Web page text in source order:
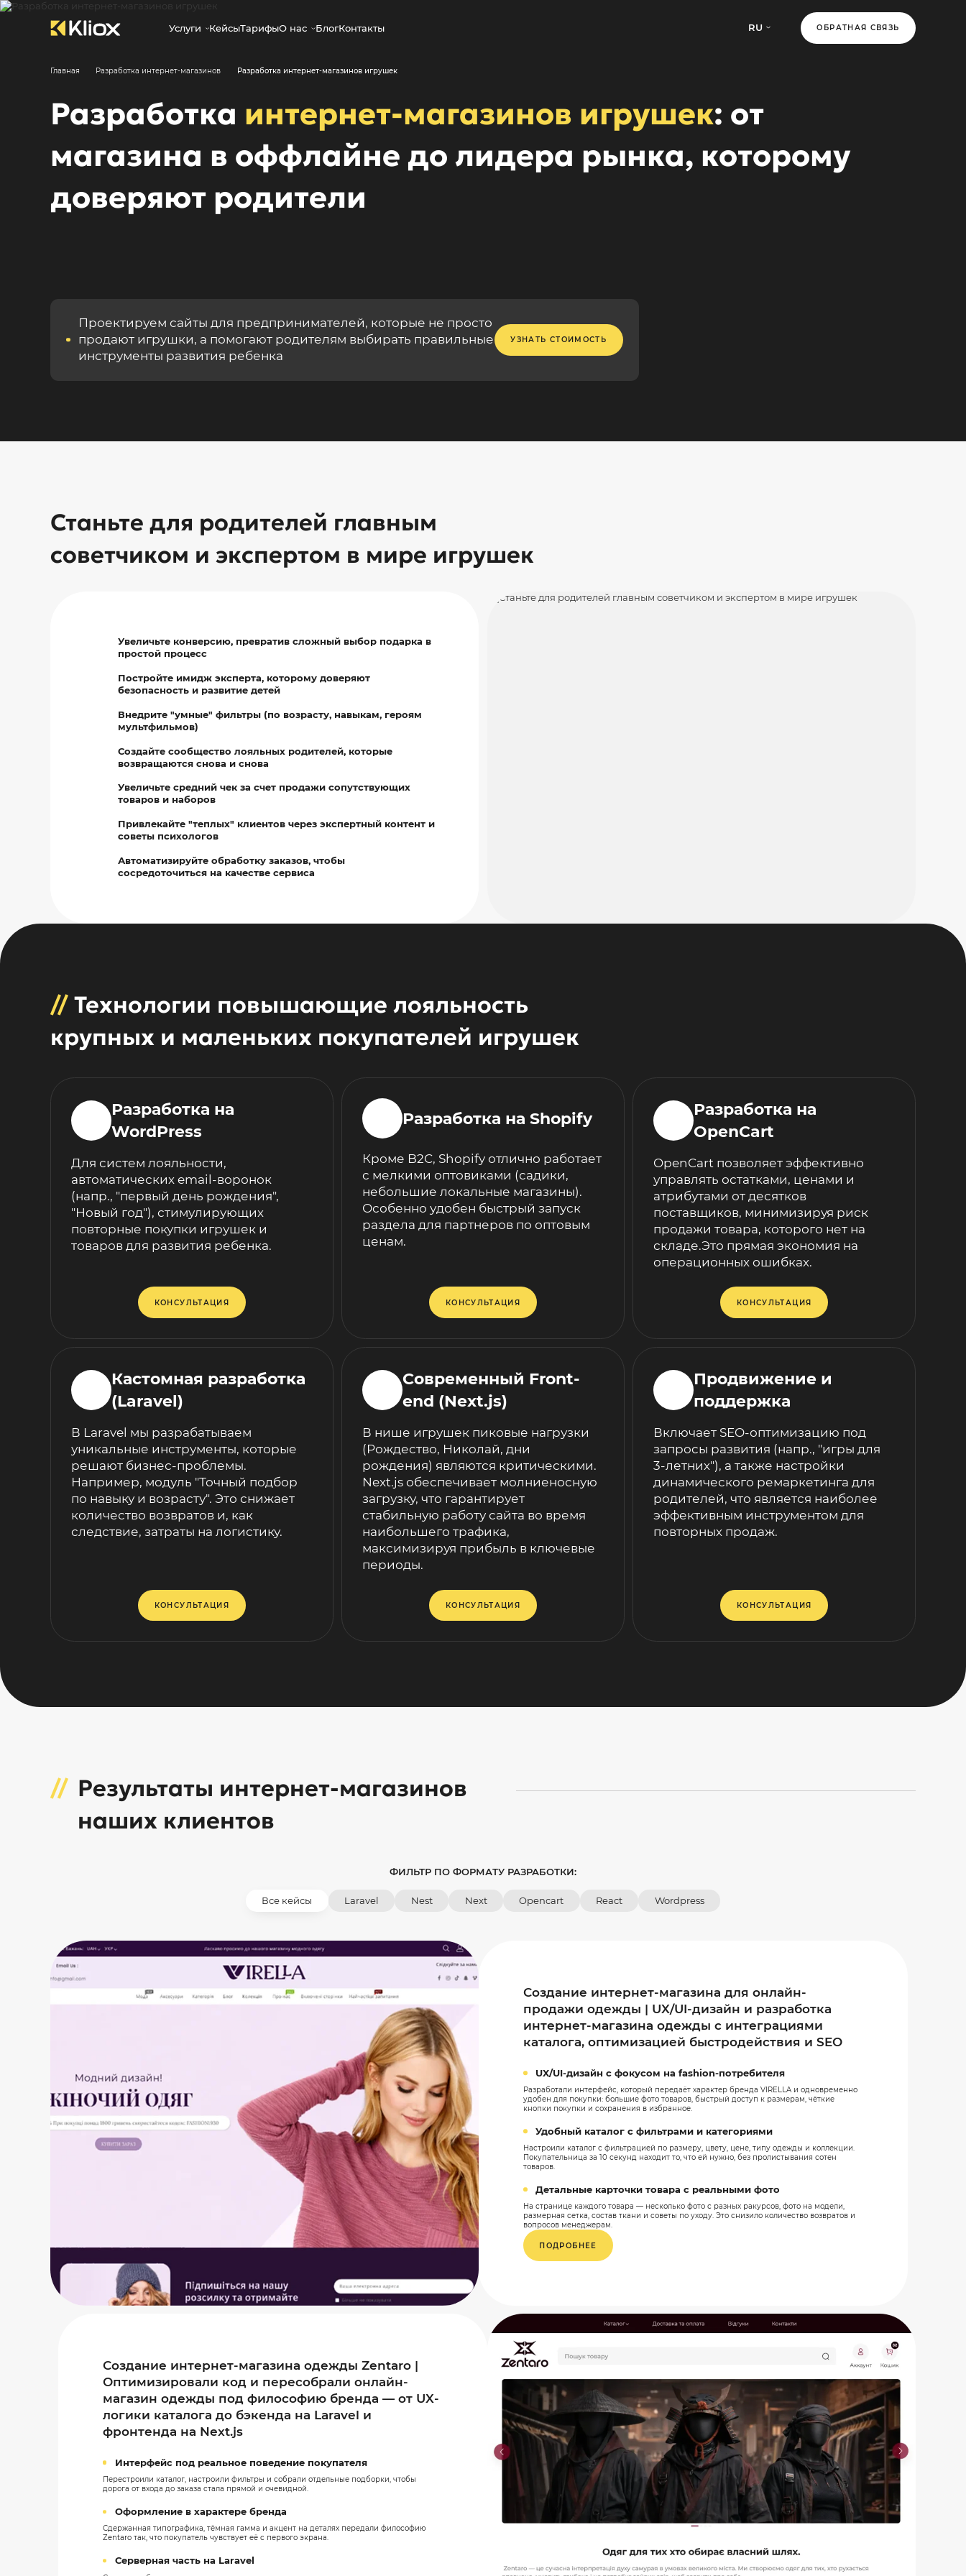
Услуги КейсыТарифыО нас БлогКонтакты RU ОБРАТНАЯ СВЯЗЬ
Главная Разработка интернет-магазинов Разработка интернет-магазинов игрушек
Разработка интернет-магазинов игрушек: от
магазина в оффлайне до лидера рынка, которому
доверяют родители
Проектируем сайты для предпринимателей, которые не просто
продают игрушки, а помогают родителям выбирать правильные
инструменты развития ребенка
УЗНАТЬ СТОИМОСТЬ
Станьте для родителей главным
советчиком и экспертом в мире игрушек
Увеличьте конверсию, превратив сложный выбор подарка в
простой процесс
Постройте имидж эксперта, которому доверяют
безопасность и развитие детей
Внедрите "умные" фильтры (по возрасту, навыкам, героям
мультфильмов)
Создайте сообщество лояльных родителей, которые
возвращаются снова и снова
Увеличьте средний чек за счет продажи сопутствующих
товаров и наборов
Привлекайте "теплых" клиентов через экспертный контент и
советы психологов
Автоматизируйте обработку заказов, чтобы
сосредоточиться на качестве сервиса
// Технологии повышающие лояльность
крупных и маленьких покупателей игрушек
Разработка на
WordPress
Для систем лояльности,
автоматических email-воронок
(напр., "первый день рождения",
"Новый год"), стимулирующих
повторные покупки игрушек и
товаров для развития ребенка.
КОНСУЛЬТАЦИЯ
Разработка на Shopify
Кроме B2C, Shopify отлично работает
с мелкими оптовиками (садики,
небольшие локальные магазины).
Особенно удобен быстрый запуск
раздела для партнеров по оптовым
ценам.
КОНСУЛЬТАЦИЯ
Разработка на
OpenCart
OpenCart позволяет эффективно
управлять остатками, ценами и
атрибутами от десятков
поставщиков, минимизируя риск
продажи товара, которого нет на
складе.Это прямая экономия на
операционных ошибках.
КОНСУЛЬТАЦИЯ
Кастомная разработка
(Laravel)
В Laravel мы разрабатываем
уникальные инструменты, которые
решают бизнес-проблемы.
Например, модуль "Точный подбор
по навыку и возрасту". Это снижает
количество возвратов и, как
следствие, затраты на логистику.
КОНСУЛЬТАЦИЯ
Современный Front-
end (Next.js)
В нише игрушек пиковые нагрузки
(Рождество, Николай, дни
рождения) являются критическими.
Next.js обеспечивает молниеносную
загрузку, что гарантирует
стабильную работу сайта во время
наибольшего трафика,
максимизируя прибыль в ключевые
периоды.
КОНСУЛЬТАЦИЯ
Продвижение и
поддержка
Включает SEO-оптимизацию под
запросы развития (напр., "игры для
3-летних"), а также настройки
динамического ремаркетинга для
родителей, что является наиболее
эффективным инструментом для
повторных продаж.
КОНСУЛЬТАЦИЯ
Результаты интернет-магазинов
наших клиентов
ФИЛЬТР ПО ФОРМАТУ РАЗРАБОТКИ:
Все кейсы Laravel Nest Next Opencart React Wordpress
Создание интернет-магазина для онлайн-
продажи одежды | UX/UI-дизайн и разработка
интернет-магазина одежды с интеграциями
каталога, оптимизацией быстродействия и SEO
UX/UI-дизайн с фокусом на fashion-потребителя
Разработали интерфейс, который передаёт характер бренда VIRELLA и одновременно
удобен для покупки: большие фото товаров, быстрый доступ к размерам, чёткие
кнопки покупки и сохранения в избранное.
Удобный каталог с фильтрами и категориями
Настроили каталог с фильтрацией по размеру, цвету, цене, типу одежды и коллекции.
Покупательница за 10 секунд находит то, что ей нужно, без пролистывания сотен
товаров.
Детальные карточки товара с реальными фото
На странице каждого товара — несколько фото с разных ракурсов, фото на модели,
размерная сетка, состав ткани и советы по уходу. Это снизило количество возвратов и
вопросов менеджерам.
ПОДРОБНЕЕ
Создание интернет-магазина одежды Zentaro |
Оптимизировали код и пересобрали онлайн-
магазин одежды под философию бренда — от UX-
логики каталога до бэкенда на Laravel и
фронтенда на Next.js
Интерфейс под реальное поведение покупателя
Перестроили каталог, настроили фильтры и собрали отдельные подборки, чтобы
дорога от входа до заказа стала прямой и очевидной.
Оформление в характере бренда
Сдержанная типографика, тёмная гамма и акцент на деталях передали философию
Zentaro так, что покупатель чувствует её с первого экрана.
Серверная часть на Laravel